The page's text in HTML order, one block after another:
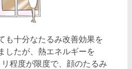
も十分なたるみ改善効果を
したが、熱エネルギーを
程度が限度で、顔のたるみ